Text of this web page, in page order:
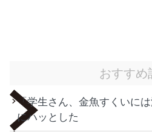
おすすめ
「学生さん、金魚すくいに
にハッとした